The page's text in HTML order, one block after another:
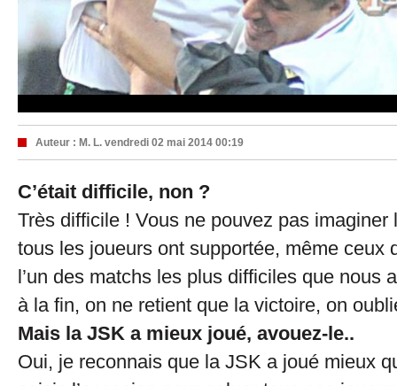
Auteur : M. L. vendredi 02 mai 2014 00:19
C’était difficile, non ?
Très difficile ! Vous ne pouvez pas imaginer
tous les joueurs ont supportée, même ceux
l’un des matchs les plus difficiles que nous
à la fin, on ne retient que la victoire, on
Mais la JSK a mieux joué, avouez-le..
Oui, je reconnais que la JSK a joué mieux